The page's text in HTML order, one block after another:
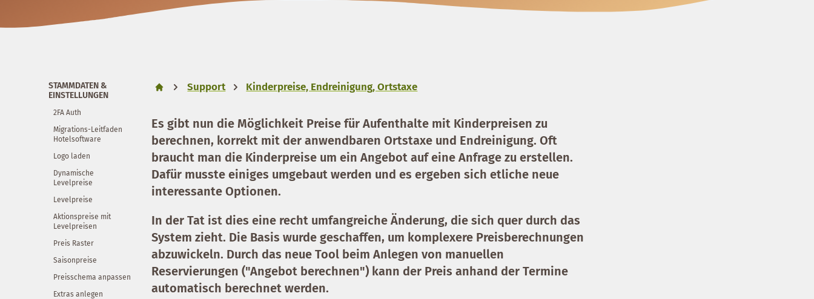
STAMMDATEN &
EINSTELLUNGEN
2FA Auth
Migrations-Leitfaden
Hotelsoftware
Logo laden
Dynamische
Levelpreise
Levelpreise
Aktionspreise mit
Levelpreisen
Preis Raster
Saisonpreise
Preisschema anpassen
Extras anlegen
Support Kinderpreise, Endreinigung, Ortstaxe
Es gibt nun die Möglichkeit Preise für Aufenthalte mit Kinderpreisen zu
berechnen, korrekt mit der anwendbaren Ortstaxe und Endreinigung. Oft
braucht man die Kinderpreise um ein Angebot auf eine Anfrage zu erstellen.
Dafür musste einiges umgebaut werden und es ergeben sich etliche neue
interessante Optionen.
In der Tat ist dies eine recht umfangreiche Änderung, die sich quer durch das
System zieht. Die Basis wurde geschaffen, um komplexere Preisberechnungen
abzuwickeln. Durch das neue Tool beim Anlegen von manuellen
Reservierungen ("Angebot berechnen") kann der Preis anhand der Termine
automatisch berechnet werden.